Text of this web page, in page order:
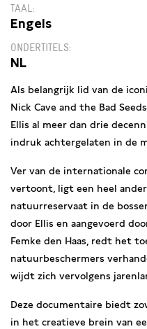
TAAL
Engels
ONDERTITELS
NL
Als belangrijk lid van de
Nick Cave and the Bad
Ellis al meer dan drie
indruk achtergelaten in de
Ver van de internationale
vertoont, ligt een heel
natuurreservaat in de
door Ellis en aangevoerd
Femke den Haas, redt het
natuurbeschermers
wijdt zich vervolgens
Deze documentaire biedt
in het creatieve brein van